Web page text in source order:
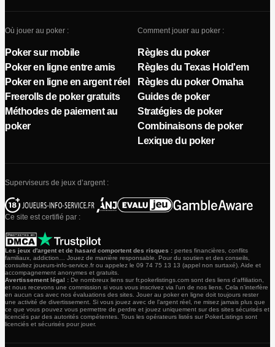
Où jouer au poker :
Poker sur mobile
Poker en ligne entre amis
Poker en ligne en argent réel
Freerolls de poker gratuits
Méthodes de paiement au
poker
Comment jouer au poker :
Règles du poker
Règles du Texas Hold'em
Règles du poker Omaha
Guides de poker
Stratégies de poker
Combinaisons de poker
Lexique du poker
Superviseurs de jeux d’argent :
Ce site est certifié par :
Les jeux d'argent et de hasard comportent des risques : pertes financières, conflits
familiaux, addiction… Jouez de manière responsable. Pour du soutien et des conseils,
consultez joueurs-info-service.fr ou appelez le 09 74 75 13 13 (appel non surtaxé). Aide et
accompagnement anonymes et gratuits.
Avertissement légal : De nombreux liens sur fr.pokerlistings.com sont des liens d’affiliation,
et nous recevons une commission si vous vous inscrivez via l’un de nos liens. Cela n’interfère
en aucun cas avec nos évaluations des sites. Jouer au poker en ligne doit toujours rester
une activité de divertissement. Si vous jouez avec de l’argent réel, ne misez jamais plus que
ce que vous pouvez vous permettre de perdre et jouez uniquement sur des sites sécurisés et
licenciés par des autorités compétentes. Tous les opérateurs listés sur PokerListings sont
licenciés et sécurisés pour jouer.